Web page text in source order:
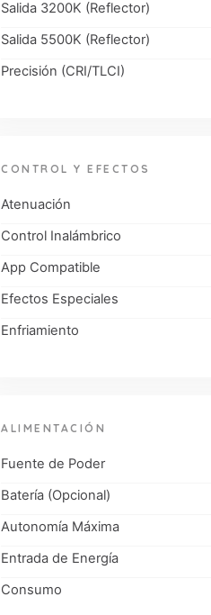
Salida 3200K (Reflector)
Salida 5500K (Reflector)
Precisión (CRI/TLCI)
CONTROL Y EFECTOS
Atenuación
Control Inalámbrico
App Compatible
Efectos Especiales
Enfriamiento
ALIMENTACIÓN
Fuente de Poder
Batería (Opcional)
Autonomía Máxima
Entrada de Energía
Consumo